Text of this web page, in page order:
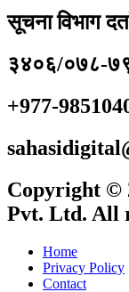
सूचना विभाग
३४०६/०७८-
+977-
Copyright ©
Pvt. Ltd. All
Home
Privacy Policy
Contact